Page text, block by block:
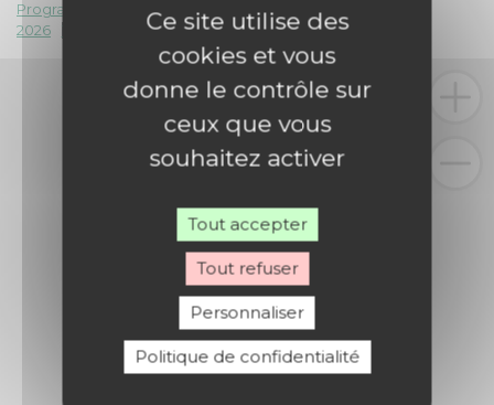
Programme de chants soirée louange du 7 mars
2026
TéléchargerCe site utilise des
cookies et vous
donne le contrôle sur
ceux que vous
souhaitez activer
Tout accepter
Tout refuser
Personnaliser
Politique de confidentialité